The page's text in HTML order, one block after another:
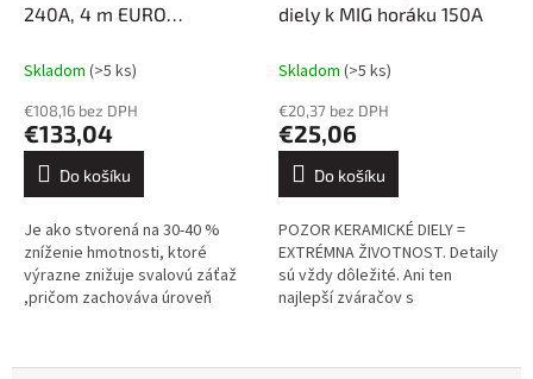
240A, 4 m EURO
Skladom (>5 ks)
€108,16 bez DPH
€133,04
Do košíku
Je ako stvorená na 30-40 %
zníženie hmotnosti, ktoré
výrazne znižuje svalovú záťaž
,pričom zachováva úroveň
odolnosťou proti...
diely k MIG horáku 150A
Skladom (>5 ks)
€20,37 bez DPH
€25,06
Do košíku
POZOR KERAMICKÉ DIELY =
EXTRÉMNA ŽIVOTNOST. Detaily
sú vždy dôležité. Ani ten
najlepší zváračov s
dokonalé výsledky, ak sa...